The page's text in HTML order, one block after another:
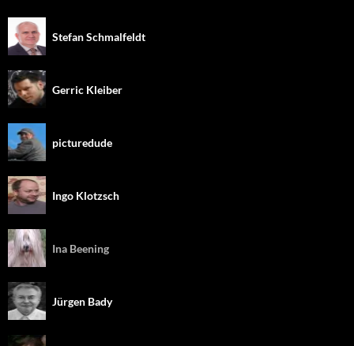
Stefan Schmalfeldt
Gerric Kleiber
picturedude
Ingo Klotzsch
Ina Beening
Jürgen Bady